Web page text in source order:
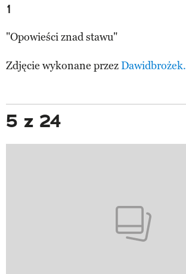
1
"Opowieści znad stawu"
Zdjęcie wykonane przezDawidbrożek.
5 z 24